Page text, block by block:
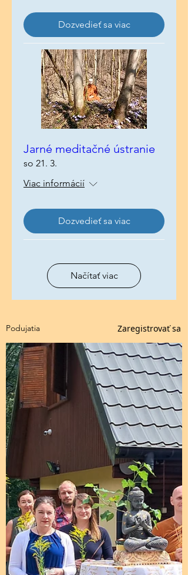
Dozvedieť sa viac
Jarné meditačné ústranie
so 21. 3.
Viac informácií
Dozvedieť sa viac
Načítať viac
Podujatia Zaregistrovať sa